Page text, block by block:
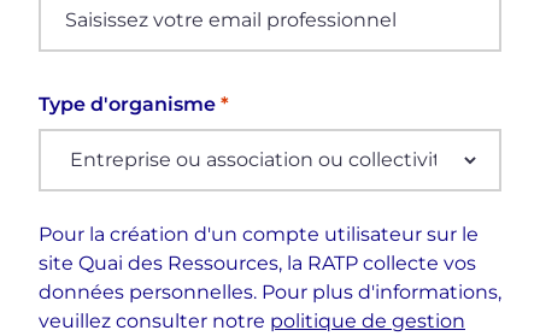
Type d'organisme
Pour la création d'un compte utilisateur sur le
site Quai des Ressources, la RATP collecte vos
données personnelles. Pour plus d'informations,
veuillez consulter notre politique de gestion